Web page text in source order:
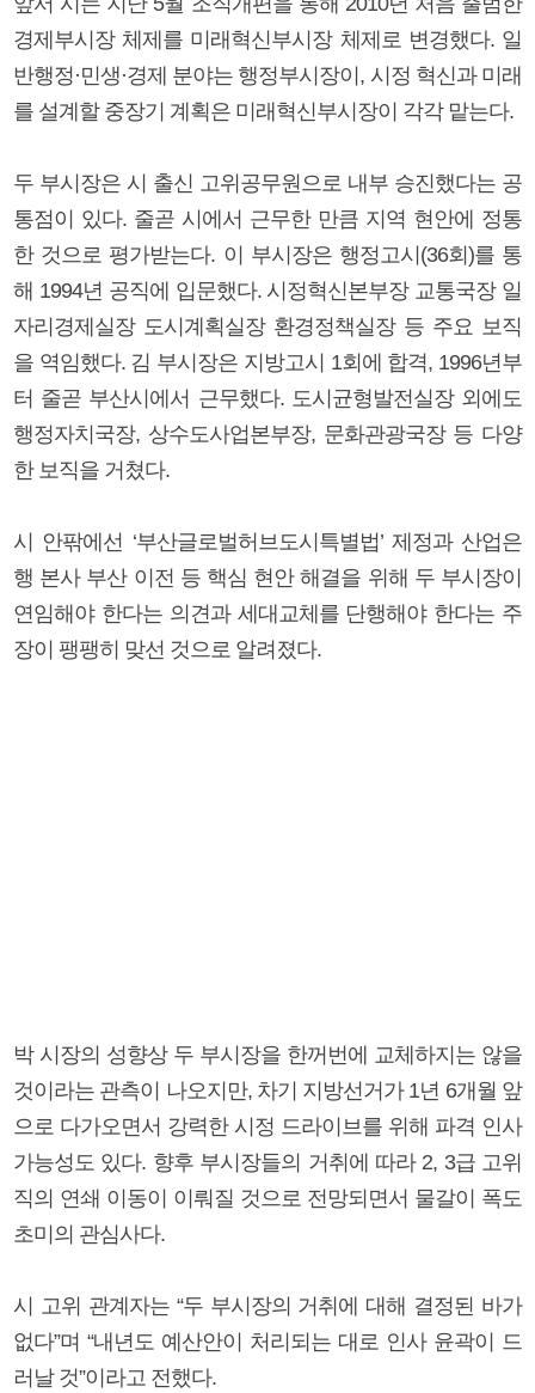
경제부시장 체제를 미래혁신부시장 체제로 변경했다. 일
반행정·민생·경제 분야는 행정부시장이, 시정 혁신과 미래
를 설계할 중장기 계획은 미래혁신부시장이 각각 맡는다.
두 부시장은 시 출신 고위공무원으로 내부 승진했다는 공
통점이 있다. 줄곧 시에서 근무한 만큼 지역 현안에 정통
한 것으로 평가받는다. 이 부시장은 행정고시(36회)를 통
해 1994년 공직에 입문했다. 시정혁신본부장 교통국장 일
자리경제실장 도시계획실장 환경정책실장 등 주요 보직
을 역임했다. 김 부시장은 지방고시 1회에 합격, 1996년부
터 줄곧 부산시에서 근무했다. 도시균형발전실장 외에도
행정자치국장, 상수도사업본부장, 문화관광국장 등 다양
한 보직을 거쳤다.
시 안팎에선 ‘부산글로벌허브도시특별법’ 제정과 산업은
행 본사 부산 이전 등 핵심 현안 해결을 위해 두 부시장이
연임해야 한다는 의견과 세대교체를 단행해야 한다는 주
장이 팽팽히 맞선 것으로 알려졌다.
박 시장의 성향상 두 부시장을 한꺼번에 교체하지는 않을
것이라는 관측이 나오지만, 차기 지방선거가 1년 6개월 앞
으로 다가오면서 강력한 시정 드라이브를 위해 파격 인사
가능성도 있다. 향후 부시장들의 거취에 따라 2, 3급 고위
직의 연쇄 이동이 이뤄질 것으로 전망되면서 물갈이 폭도
초미의 관심사다.
시 고위 관계자는 “두 부시장의 거취에 대해 결정된 바가
없다”며 “내년도 예산안이 처리되는 대로 인사 윤곽이 드
러날 것”이라고 전했다.